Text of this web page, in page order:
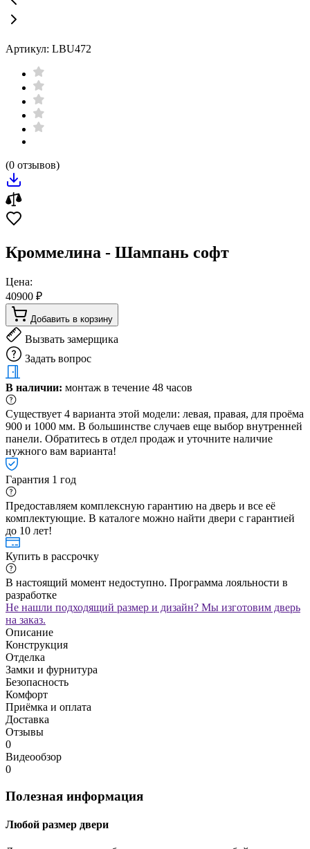
Артикул: LBU472
(0 отзывов)
Кроммелина - Шампань софт
Цена:
40900 ₽
Добавить в корзину
Вызвать замерщика
Задать вопрос
В наличии: монтаж в течение 48 часов
Существует 4 варианта этой модели: левая, правая, для проёма
900 и 1000 мм. В большинстве случаев еще выбор внутренней
панели. Обратитесь в отдел продаж и уточните наличие
нужного вам варианта!
Гарантия 1 год
Предоставляем комплексную гарантию на дверь и все её
комплектующие. В каталоге можно найти двери с гарантией
до 10 лет!
Купить в рассрочку
В настоящий момент недоступно. Программа лояльности в
разработке
Не нашли подходящий размер и дизайн? Мы изготовим дверь
на заказ.
Описание
Конструкция
Отделка
Замки и фурнитура
Безопасность
Комфорт
Приёмка и оплата
Доставка
Отзывы
0
Видеообзор
0
Полезная информация
Любой размер двери